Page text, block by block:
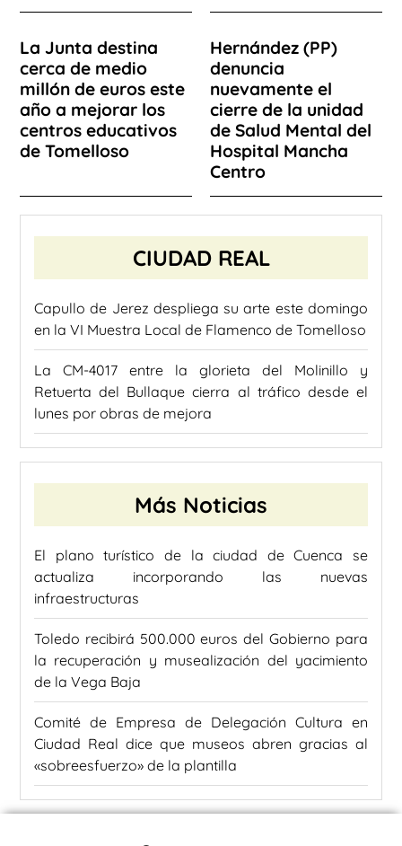
La Junta destina
cerca de medio
millón de euros este
año a mejorar los
centros educativos
de Tomelloso
Hernández (PP)
denuncia
nuevamente el
cierre de la unidad
de Salud Mental del
Hospital Mancha
Centro
CIUDAD REAL
Capullo de Jerez despliega su arte este domingo
en la VI Muestra Local de Flamenco de Tomelloso
La CM-4017 entre la glorieta del Molinillo y
Retuerta del Bullaque cierra al tráfico desde el
lunes por obras de mejora
Más Noticias
El plano turístico de la ciudad de Cuenca se
actualiza incorporando las nuevas
infraestructuras
Toledo recibirá 500.000 euros del Gobierno para
la recuperación y musealización del yacimiento
de la Vega Baja
Comité de Empresa de Delegación Cultura en
Ciudad Real dice que museos abren gracias al
«sobreesfuerzo» de la plantilla